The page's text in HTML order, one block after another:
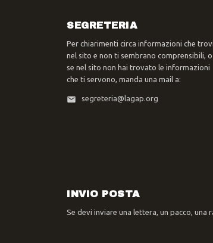
SEGRETERIA
Per chiarimenti circa informazioni che trovi
nel sito e non ti sembrano comprensibili, o
se nel sito non hai trovato le informazioni
che ti servono, manda una mail a:
segreteria@lagap.org
INVIO POSTA
Se devi inviare una lettera, un pacco, una